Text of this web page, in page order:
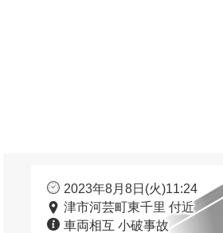
2023年8月8日(火)11:24
津市河芸町東千里 付近
車両相互 小破事故